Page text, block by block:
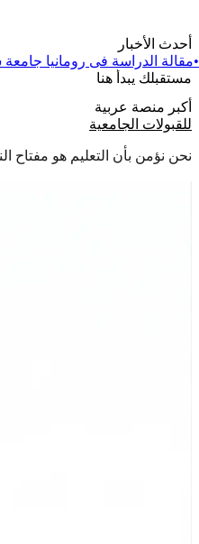
أحدث الأخبار
رومانيا جامعة سبيرو هارييت •
مستقبلك يبدأ هنا
أكبر منصة عربية
للقبولات الجامعية
نحن نؤمن بأن التعليم هو مفتاح